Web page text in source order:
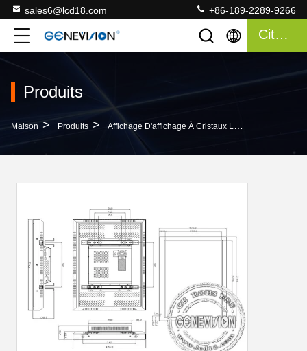
sales6@lcd18.com +86-189-2289-9266
Citation
Produits
Maison > Produits > Affichage D'affichage À Cristaux Liquides De Bâti De Mur